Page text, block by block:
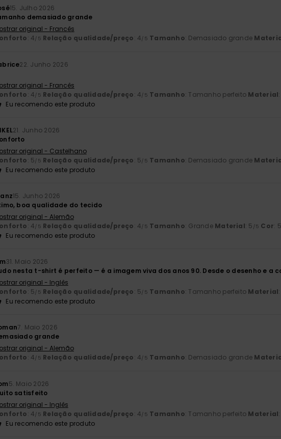
15. Julho 2026
demasiado grande
original - Francês
: 4/5 Relação qualidade/preço: 4/5 Tamanho: Demasiado grande
22. Junho 2026
original - Francês
: 4/5 Relação qualidade/preço: 4/5 Tamanho: Tamanho perfeito Material
Eu recomendo este produto
21. Junho 2026
original - Castelhano
: 5/5 Relação qualidade/preço: 5/5 Tamanho: Demasiado grande
Eu recomendo este produto
15. Junho 2026
boa qualidade do tecido
original - Alemão
: 4/5 Relação qualidade/preço: 4/5 Tamanho: Grande Material: 5 /5 Cor: 5
Eu recomendo este produto
31. Maio 2026
nesta t-shirt é perfeito — é a imagem viva dos anos 90. Desde o desenho e a
original - Inglês
: 5/5 Relação qualidade/preço: 5/5 Tamanho: Tamanho perfeito Material
Eu recomendo este produto
7. Maio 2026
grande
original - Alemão
: 4/5 Relação qualidade/preço: 4/5 Tamanho: Demasiado grande
5. Maio 2026
satisfeito
original - Inglês
: 4/5 Relação qualidade/preço: 4/5 Tamanho: Tamanho perfeito Material
Eu recomendo este produto